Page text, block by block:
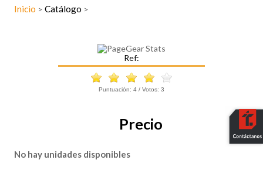
Inicio > Catálogo >
Ref:
Puntuación: 4 / Votos: 3
Precio
No hay unidades disponibles